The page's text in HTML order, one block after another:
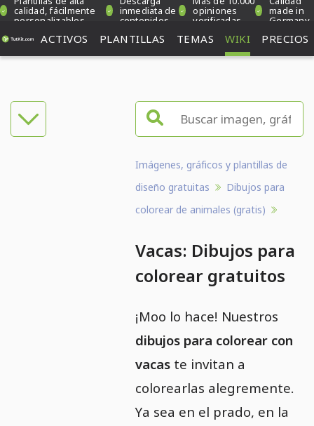
calidad, fácilmente
personalizables
inmediata de
contenidos
opiniones
verificadas
made in
Germany
ACTIVOS PLANTILLAS TEMAS WIKI PRECIOS
Imágenes, gráficos y plantillas de
diseño gratuitas
Dibujos para
colorear de animales (gratis)
Vacas: Dibujos para
colorear gratuitos
¡Moo lo hace! Nuestros
dibujos para colorear con
vacas te invitan a
colorearlas alegremente.
Ya sea en el prado, en la